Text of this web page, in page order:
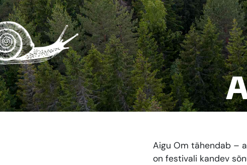
Aigu Om tähendab –
on festivali kandev